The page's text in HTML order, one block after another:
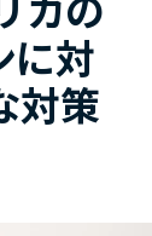
に対
対策